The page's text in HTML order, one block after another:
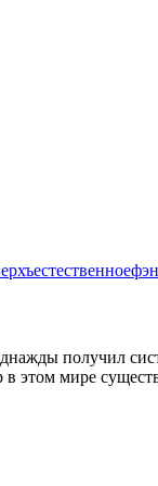
получил
в этом мире